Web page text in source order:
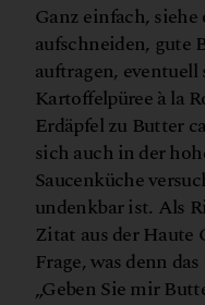
Ganz einfach,
aufschneiden, gute
auftragen,
Kartoffelpüree à la
Erdäpfel zu Butter
sich auch in der
Saucenküche
undenkbar ist. Als
Zitat aus der Haute
Frage, was denn
„Geben Sie mir